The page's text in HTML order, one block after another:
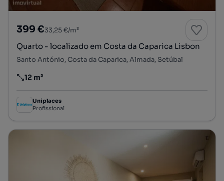
399 €33,25 €/m²
Quarto - localizado em Costa da Caparica Lisbon
Santo António, Costa da Caparica, Almada, Setúbal
Preço por metro quadrado
12 m²
Uniplaces
Profissional